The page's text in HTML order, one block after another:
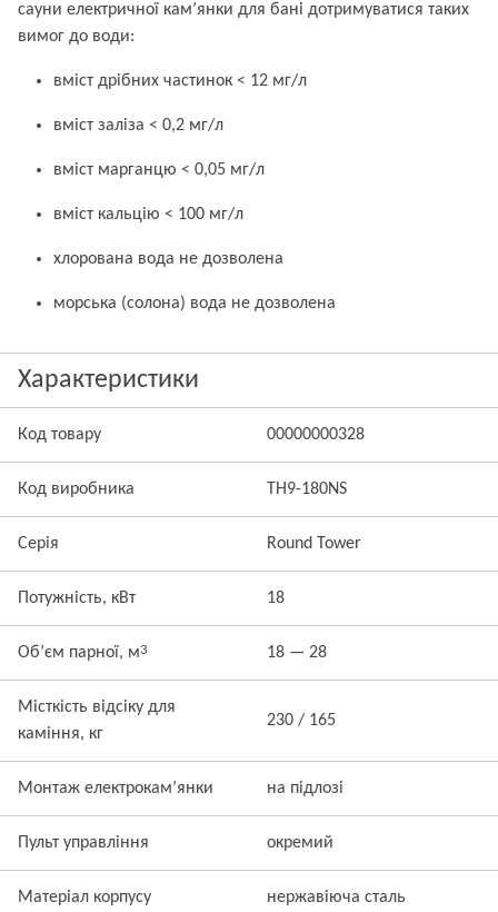
сауни електричної кам’янки для бані дотримуватися таких
вимог до води:
вміст дрібних частинок < 12 мг/л
вміст заліза < 0,2 мг/л
вміст марганцю < 0,05 мг/л
вміст кальцію < 100 мг/л
хлорована вода не дозволена
морська (солона) вода не дозволена
Характеристики
Код товару 00000000328
Код виробника TH9-180NS
Серія Round Tower
Потужність, кВт 18
Об’єм парної, м3 18 — 28
Місткість відсіку для
каміння, кг
230 / 165
Монтаж електрокам’янки на підлозі
Пульт управління окремий
Матеріал корпусу нержавіюча сталь